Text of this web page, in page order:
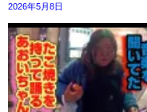
2026年5月8日